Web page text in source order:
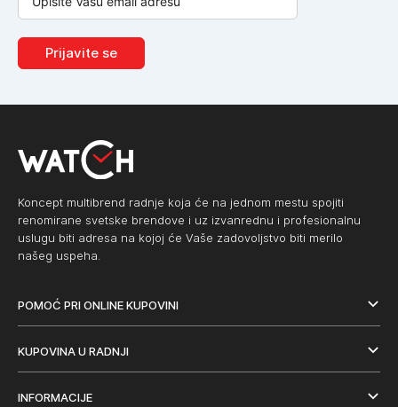
Prijavite se
Koncept multibrend radnje koja će na jednom mestu spojiti
renomirane svetske brendove i uz izvanrednu i profesionalnu
uslugu biti adresa na kojoj će Vaše zadovoljstvo biti merilo
našeg uspeha.
POMOĆ PRI ONLINE KUPOVINI
KUPOVINA U RADNJI
INFORMACIJE